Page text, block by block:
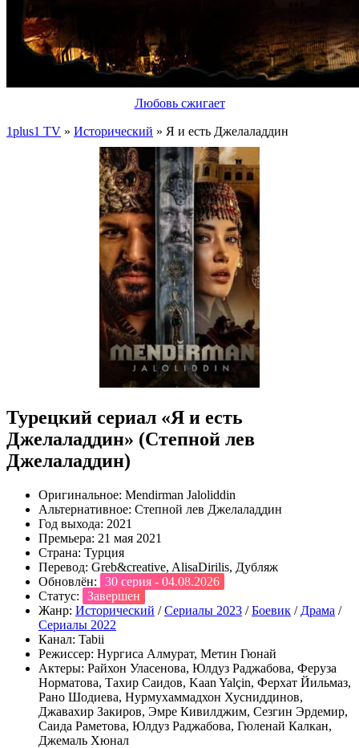
Любовь сжигает
1plus1 TV » Исторический » Я и есть Джелаладдин
Турецкий сериал «Я и есть
Джелаладдин» (Степной лев
Джелаладдин)
Оригинальное: Mendirman Jaloliddin
Альтернативное: Степной лев Джелаладдин
Год выхода: 2021
Премьера: 21 мая 2021
Страна: Турция
Перевод: Greb&creative, AlisaDirilis, Дубляж
Обновлён:
30 серия - 04.08.2026
Статус:
Завершен
Жанр: Исторический /Сериалы 2023 /Боевик / Драма /
Сериалы 2022
Канал: Tabii
Режиссер: Нургиса Алмурат, Метин Гюнай
Актеры: Райхон Уласенова, Юлдуз Раджабова, Феруза
Норматова, Тахир Саидов, Kaan Yalçin, Ферхат Йильмаз,
Рано Шодиева, Нурмухаммадхон Хусниддинов,
Джавахир Закиров, Эмре Кивилджим, Сезгин Эрдемир,
Саида Раметова, Юлдуз Раджабова, Гюленай Калкан,
Джемаль Хюнал